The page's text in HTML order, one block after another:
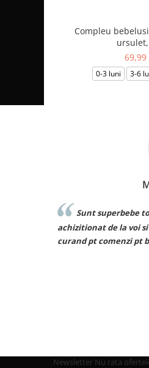
Compleu
69,99
0-3 luni 3-6
toate hainutele ce le am
de la voi si de o calitate excelenta
comenzi pt bebe❤️❤️❤️
Newsletter Nu rata